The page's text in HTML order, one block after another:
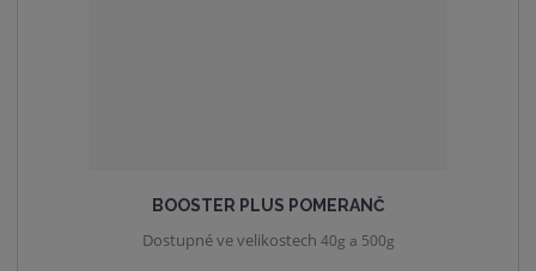
BOOSTER PLUS POMERANČ
Dostupné ve velikostech 40g a 500g